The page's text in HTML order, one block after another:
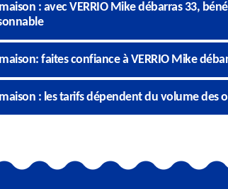
: avec VERRIO Mike débarras 33,
faites confiance à VERRIO Mike
: les tarifs dépendent du volume des